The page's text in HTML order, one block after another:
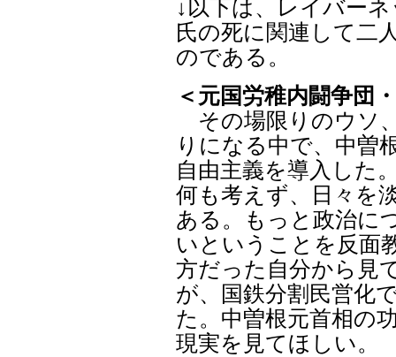
↓以下は、レイバー
氏の死に関連して二
のである。
＜元国労稚内闘争団
その場限りのウソ
りになる中で、中曽
自由主義を導入した
何も考えず、日々を
ある。もっと政治に
いということを反面
方だった自分から見
が、国鉄分割民営化
た。中曽根元首相の
現実を見てほしい。